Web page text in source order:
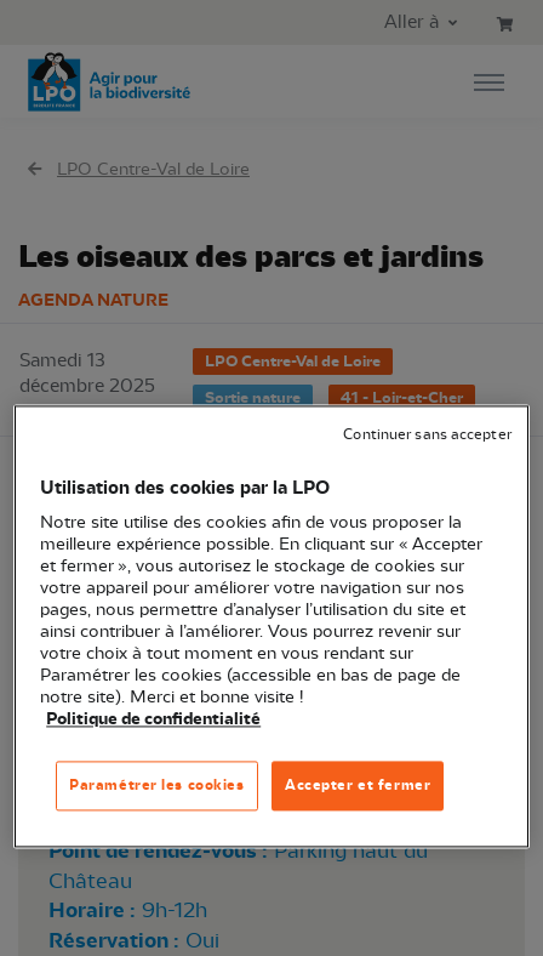
Aller au menu principal
Aller à
LPO Centre-Val de Loire
Les oiseaux des parcs et jardins
AGENDA NATURE
Samedi 13
décembre 2025
LPO Centre-Val de Loire
Sortie nature
41 - Loir-et-Cher
Sittelle torchepot © Alain Lorieux
Lieu : Vendôme (41)
Point de rendez-vous : Parking haut du
Château
Horaire : 9h-12h
Réservation : Oui
Utilisation des cookies par la LPO
Notre site utilise des cookies afin de vous proposer la
meilleure expérience possible. En cliquant sur « Accepter
et fermer », vous autorisez le stockage de cookies sur
votre appareil pour améliorer votre navigation sur nos
pages, nous permettre d’analyser l’utilisation du site et
ainsi contribuer à l’améliorer. Vous pourrez revenir sur
votre choix à tout moment en vous rendant sur
Paramétrer les cookies (accessible en bas de page de
notre site). Merci et bonne visite !
Politique de confidentialité
Accepter et fermer
Paramétrer les cookies
Continuer sans accepter